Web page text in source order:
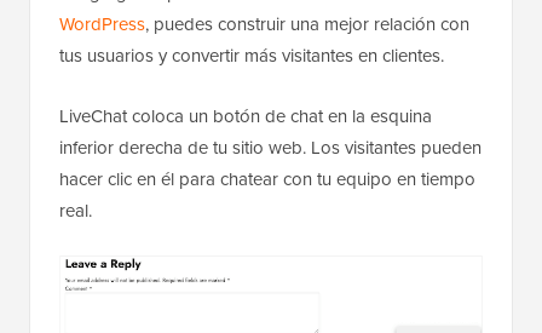
WordPress, puedes construir una mejor relación con
tus usuarios y convertir más visitantes en clientes.
LiveChat coloca un botón de chat en la esquina
inferior derecha de tu sitio web. Los visitantes pueden
hacer clic en él para chatear con tu equipo en tiempo
real.